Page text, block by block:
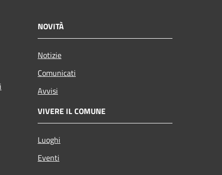
NOVITÀ
Notizie
Comunicati
Avvisi
VIVERE IL COMUNE
Luoghi
Eventi